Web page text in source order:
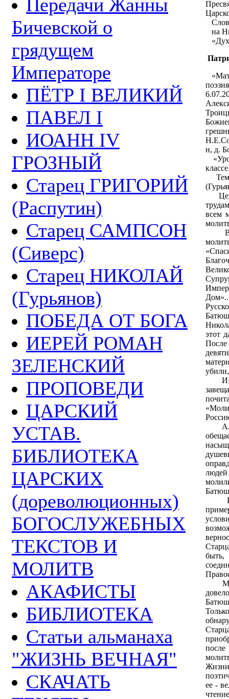
Передачи Жанны
Бичевской о
грядущем
Императоре
ПЁТР I ВЕЛИКИЙ
ПАВЕЛ I
ИОАНН IV
ГРОЗНЫЙ
Старец ГРИГОРИЙ
(Распутин)
Старец САМПСОН
(Сиверс)
Старец НИКОЛАЙ
(Гурьянов)
ПОБЕДА ОТ БОГА
ИЕРЕЙ РОМАН
ЗЕЛЕНСКИЙ
ПРОПОВЕДИ
ЦАРСКИЙ
УСТАВ.
БИБЛИОТЕКА
ЦАРСКИХ
(дореволюционных)
БОГОСЛУЖЕБНЫХ
ТЕКСТОВ И
МОЛИТВ
АКАФИСТЫ
БИБЛИОТЕКА
Статьи альманаха
"ЖИЗНЬ ВЕЧНАЯ"
СКАЧАТЬ
на
«Дух
н, д.
всем
В
этот
Его
ее -